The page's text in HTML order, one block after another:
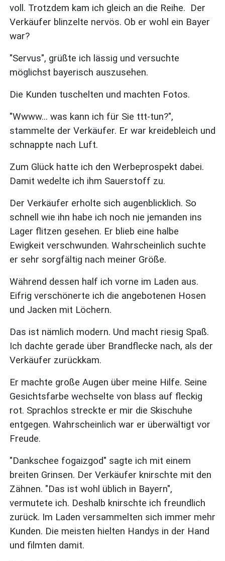
voll. Trotzdem kam ich gleich an die Reihe. Der
Verkäufer blinzelte nervös. Ob er wohl ein Bayer
war?
"Servus", grüßte ich lässig und versuchte
möglichst bayerisch auszusehen.
Die Kunden tuschelten und machten Fotos.
"Wwww... was kann ich für Sie ttt-tun?",
stammelte der Verkäufer. Er war kreidebleich und
schnappte nach Luft.
Zum Glück hatte ich den Werbeprospekt dabei.
Damit wedelte ich ihm Sauerstoff zu.
Der Verkäufer erholte sich augenblicklich. So
schnell wie ihn habe ich noch nie jemanden ins
Lager flitzen gesehen. Er blieb eine halbe
Ewigkeit verschwunden. Wahrscheinlich suchte
er sehr sorgfältig nach meiner Größe.
Während dessen half ich vorne im Laden aus.
Eifrig verschönerte ich die angebotenen Hosen
und Jacken mit Löchern.
Das ist nämlich modern. Und macht riesig Spaß.
Ich dachte gerade über Brandflecke nach, als der
Verkäufer zurückkam.
Er machte große Augen über meine Hilfe. Seine
Gesichtsfarbe wechselte von blass auf fleckig
rot. Sprachlos streckte er mir die Skischuhe
entgegen. Wahrscheinlich war er überwältigt vor
Freude.
"Dankschee fogaizgod" sagte ich mit einem
breiten Grinsen. Der Verkäufer knirschte mit den
Zähnen. "Das ist wohl üblich in Bayern",
vermutete ich. Deshalb knirschte ich freundlich
zurück. Im Laden versammelten sich immer mehr
Kunden. Die meisten hielten Handys in der Hand
und filmten damit.